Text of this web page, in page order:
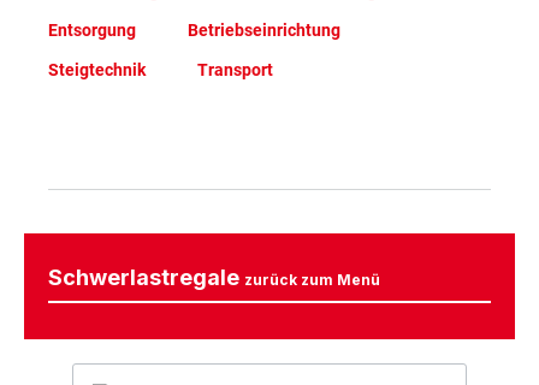
Entsorgung Betriebseinrichtung
Steigtechnik Transport
Schwerlastregale zurück zum Menü